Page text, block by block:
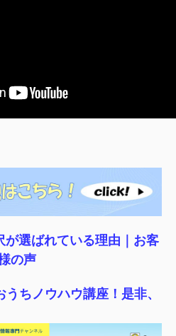
選ばれている理由｜ お客
の声
ちノウハウ講座！是非、